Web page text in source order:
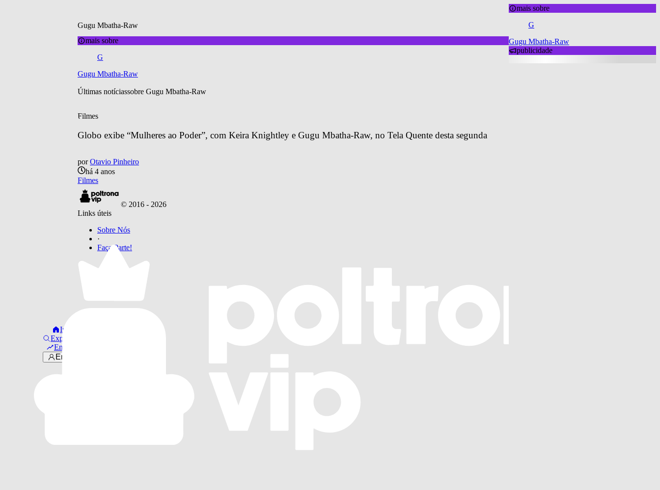
Início
Explorar
Em alta
Entrar
Gugu Mbatha-Raw
mais sobre
G
Gugu Mbatha-Raw
Últimas notíciassobre Gugu Mbatha-Raw
Filmes
Globo exibe “Mulheres ao Poder”, com Keira Knightley e Gugu Mbatha-Raw, no Tela Quente desta segunda
por Otavio Pinheiro
há 4 anos
Filmes
© 2016 - 2026
Links úteis
Sobre Nós
·
Faça Parte!
mais sobre
G
Gugu Mbatha-Raw
publicidade